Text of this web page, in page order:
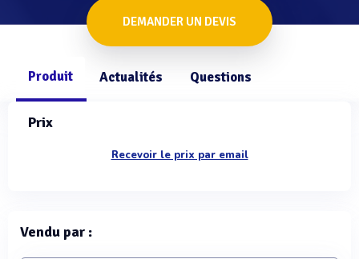
DEMANDER UN DEVIS
Produit Actualités Questions
Prix
Recevoir le prix par email
Vendu par :